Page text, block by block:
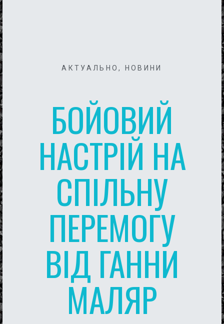
АКТУАЛЬНО, НОВИНИ
БОЙОВИЙ
НАСТРІЙ НА
СПІЛЬНУ
ПЕРЕМОГУ
ВІД ГАННИ
МАЛЯР